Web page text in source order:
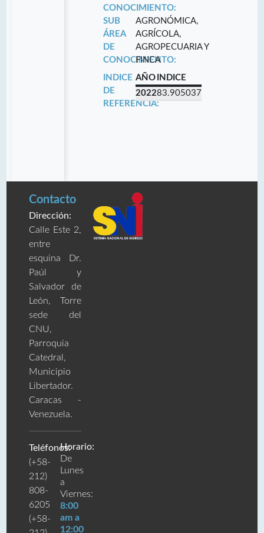
CONOCIMIENTO:
SUB
ÁREA
DE
CONOCIMIENTO:
AGRONÓMICA,
AGRÍCOLA,
AGROPECUARIA Y
FINCA
INDICE
DE
REFERENCIA:
AÑO INDICE
202283.905037
Contacto
Dirección:
Calle Este 2,
entre
esquina Dr.
Paúl y
Salvador de
León, Torre
sede del
CNU,
Parroquia
Catedral,
Municipio
Libertador.
Caracas -
Venezuela.
Teléfonos:
(+58-
212)
808-
6205
(+58-
Horario:
De
Lunes
a
Viernes:
8:00
am a
12:00